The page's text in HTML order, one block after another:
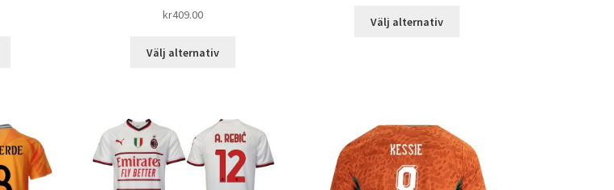
varianter.
De
olika
alternativen
kr409.00
Välj alternativ
flera
varianter.
De
olika
alternativen
Välj alternativ
olika
alternativen
kan